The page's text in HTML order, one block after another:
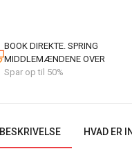
BOOK DIREKTE. SPRING
MIDDLEMÆNDENE OVER
Spar op til 50%
BESKRIVELSE HVAD ER